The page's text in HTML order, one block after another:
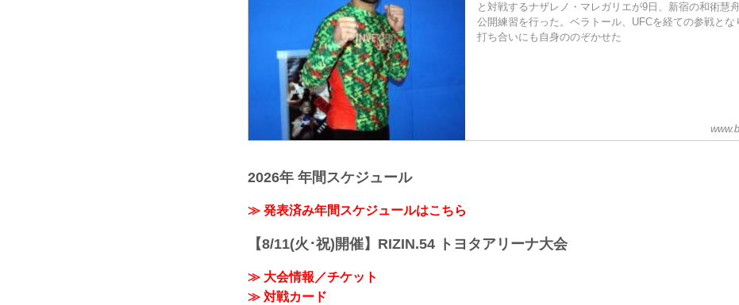
と対戦するナザレノ・マレガリエが9日、新宿の和術慧
公開練習を行った。ベラトール、UFCを経ての参戦とな
打ち合いにも自身ののぞかせた
2026年 年間スケジュール
≫ 発表済み年間スケジュールはこちら
【8/11(火･祝)開催】RIZIN.54 トヨタアリーナ大会
≫ 大会情報／チケット
≫ 対戦カード